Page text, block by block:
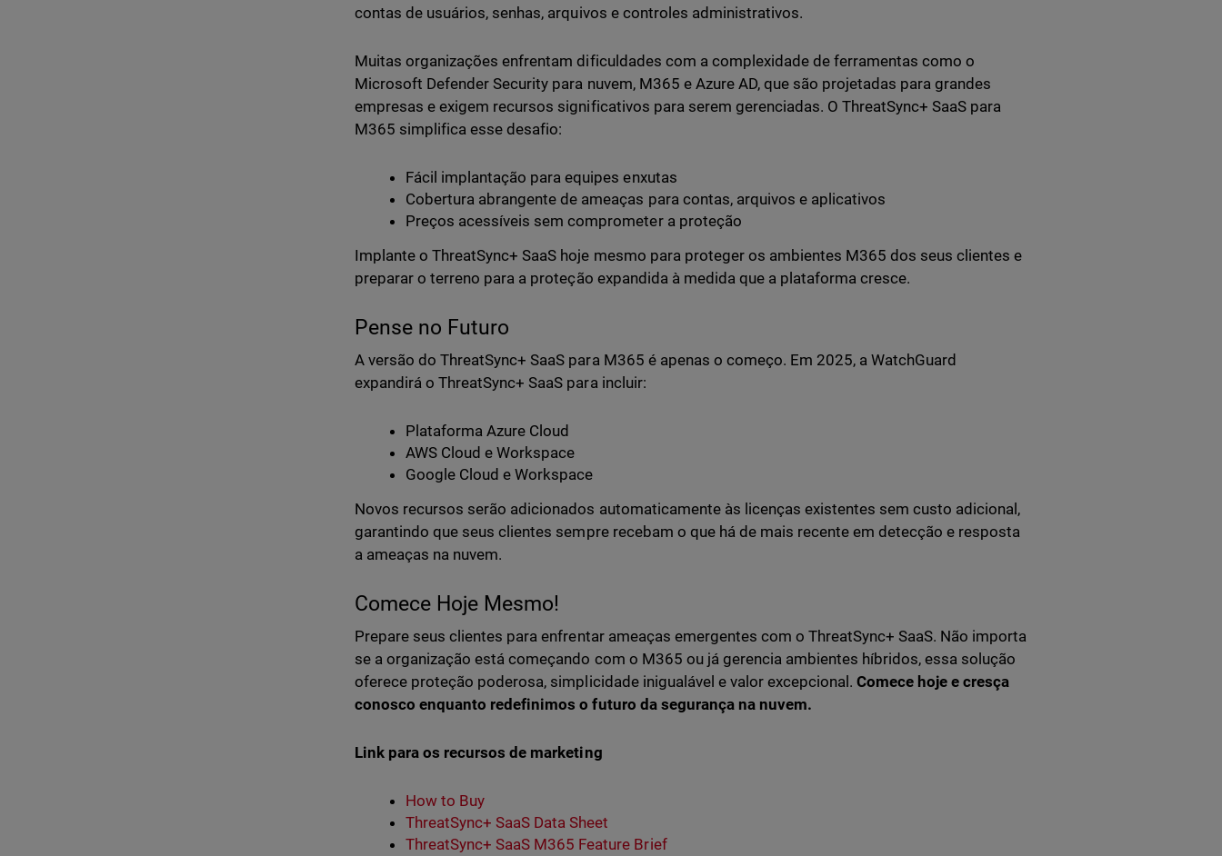
contas de usuários, senhas, arquivos e controles administrativos.
Muitas organizações enfrentam dificuldades com a complexidade de ferramentas como o
Microsoft Defender Security para nuvem, M365 e Azure AD, que são projetadas para grandes
empresas e exigem recursos significativos para serem gerenciadas. O ThreatSync+ SaaS para
M365 simplifica esse desafio:
Fácil implantação para equipes enxutas
Cobertura abrangente de ameaças para contas, arquivos e aplicativos
Preços acessíveis sem comprometer a proteção
Implante o ThreatSync+ SaaS hoje mesmo para proteger os ambientes M365 dos seus clientes e
preparar o terreno para a proteção expandida à medida que a plataforma cresce.
Pense no Futuro
A versão do ThreatSync+ SaaS para M365 é apenas o começo. Em 2025, a WatchGuard
expandirá o ThreatSync+ SaaS para incluir:
Plataforma Azure Cloud
AWS Cloud e Workspace
Google Cloud e Workspace
Novos recursos serão adicionados automaticamente às licenças existentes sem custo adicional,
garantindo que seus clientes sempre recebam o que há de mais recente em detecção e resposta
a ameaças na nuvem.
Comece Hoje Mesmo!
Prepare seus clientes para enfrentar ameaças emergentes com o ThreatSync+ SaaS. Não importa
se a organização está começando com o M365 ou já gerencia ambientes híbridos, essa solução
oferece proteção poderosa, simplicidade inigualável e valor excepcional.Comece hoje e cresça
conosco enquanto redefinimos o futuro da segurança na nuvem.
Link para os recursos de marketing
How to Buy
ThreatSync+ SaaS Data Sheet
ThreatSync+ SaaS M365 Feature Brief